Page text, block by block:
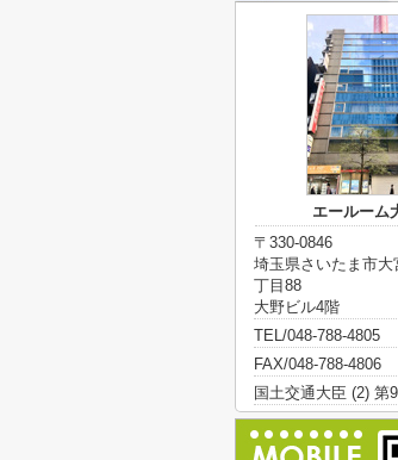
エールーム
〒330-0846
埼玉県さいたま市大
丁目88
大野ビル4階
TEL/048-788-4805
FAX/048-788-4806
国土交通大臣 (2) 第